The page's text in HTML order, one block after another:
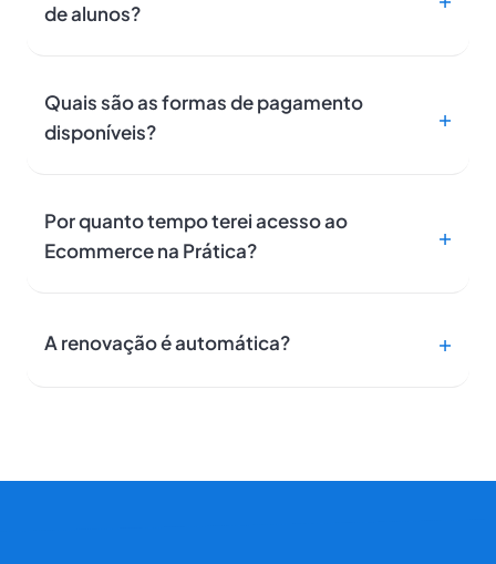
de alunos?
Quais são as formas de pagamento
disponíveis?
Por quanto tempo terei acesso ao
Ecommerce na Prática?
A renovação é automática?